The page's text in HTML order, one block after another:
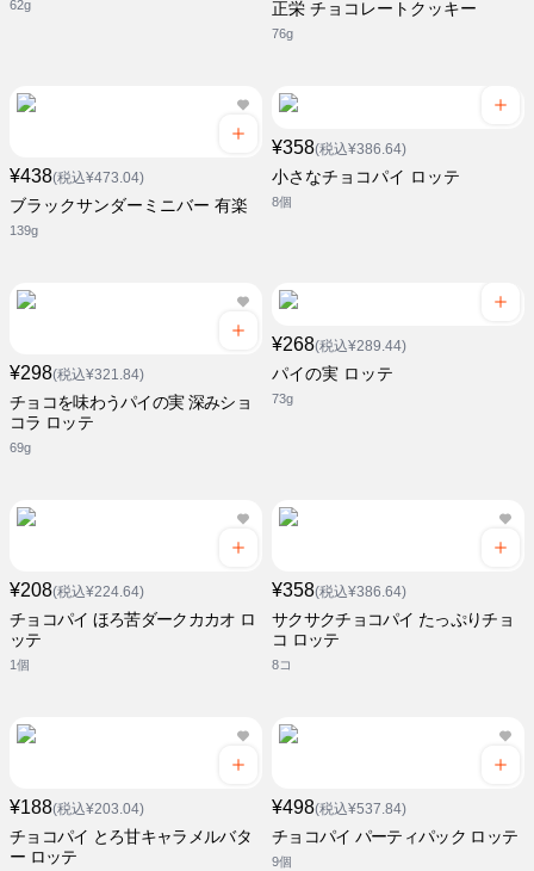
62g 正栄 チョコレートクッキー
76g
¥438(税込¥473.04)
ブラックサンダーミニバー 有楽
139g
¥358(税込¥386.64)
小さなチョコパイ ロッテ
8個
¥298(税込¥321.84)
チョコを味わうパイの実 深みショ
コラ ロッテ
69g
¥268(税込¥289.44)
パイの実 ロッテ
73g
¥208(税込¥224.64)
チョコパイ ほろ苦ダークカカオ ロ
ッテ
1個
¥358(税込¥386.64)
サクサクチョコパイ たっぷりチョ
コ ロッテ
8コ
¥188(税込¥203.04)
チョコパイ とろ甘キャラメルバタ
ー ロッテ
¥498(税込¥537.84)
チョコパイ パーティパック ロッテ
9個